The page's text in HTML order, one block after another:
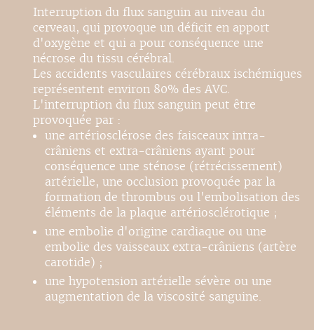
Interruption du flux sanguin au niveau du
cerveau, qui provoque un déficit en apport
d'oxygène et qui a pour conséquence une
nécrose du tissu cérébral.
Les accidents vasculaires cérébraux ischémiques
représentent environ 80% des AVC.
L'interruption du flux sanguin peut être
provoquée par :
une artériosclérose des faisceaux intra-
crâniens et extra-crâniens ayant pour
conséquence une sténose (rétrécissement)
artérielle, une occlusion provoquée par la
formation de thrombus ou l'embolisation des
éléments de la plaque artériosclérotique ;
une embolie d'origine cardiaque ou une
embolie des vaisseaux extra-crâniens (artère
carotide) ;
une hypotension artérielle sévère ou une
augmentation de la viscosité sanguine.